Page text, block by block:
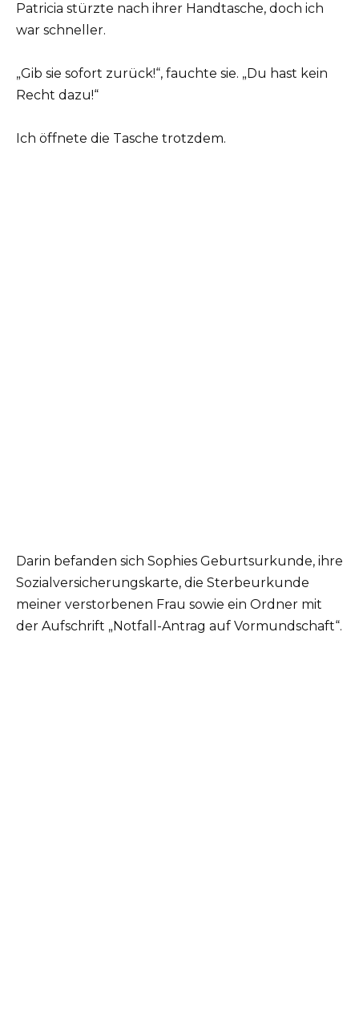
Patricia stürzte nach ihrer Handtasche, doch ich
war schneller.
„Gib sie sofort zurück!“, fauchte sie. „Du hast kein
Recht dazu!“
Ich öffnete die Tasche trotzdem.
Darin befanden sich Sophies Geburtsurkunde, ihre
Sozialversicherungskarte, die Sterbeurkunde
meiner verstorbenen Frau sowie ein Ordner mit
der Aufschrift „Notfall-Antrag auf Vormundschaft“.